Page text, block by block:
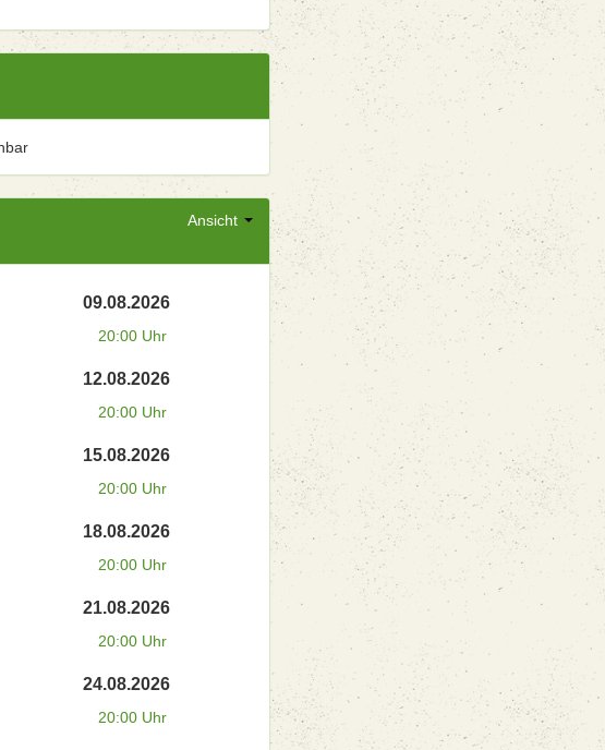
Ansicht
09.08.2026
20:00 Uhr
12.08.2026
20:00 Uhr
15.08.2026
20:00 Uhr
18.08.2026
20:00 Uhr
21.08.2026
20:00 Uhr
24.08.2026
20:00 Uhr